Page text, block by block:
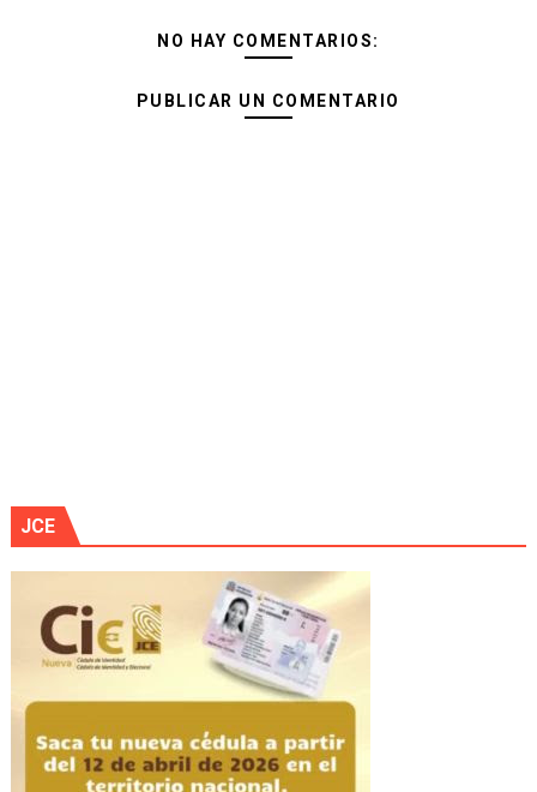
NO HAY COMENTARIOS:
PUBLICAR UN COMENTARIO
JCE